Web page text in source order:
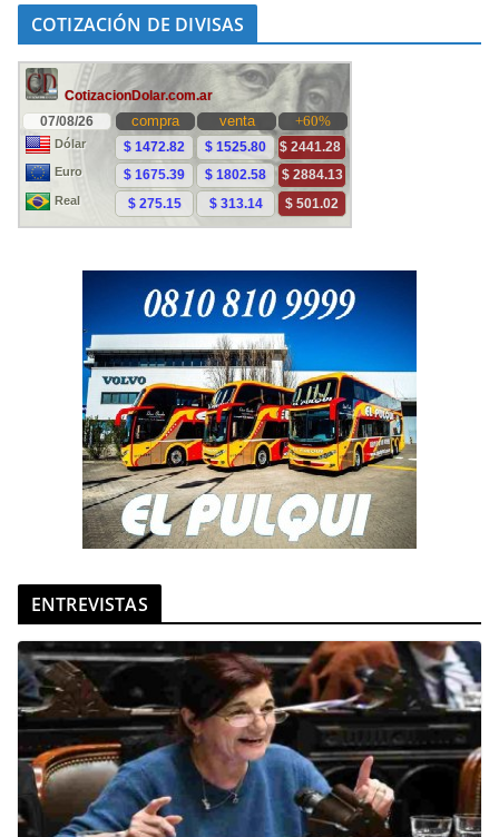
COTIZACIÓN DE DIVISAS
ENTREVISTAS